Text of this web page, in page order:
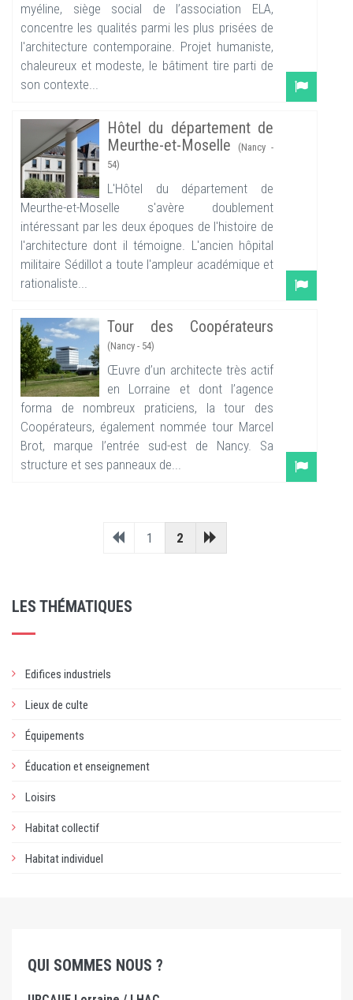
myéline, siège social de l’association ELA,
concentre les qualités parmi les plus prisées de
l'architecture contemporaine. Projet humaniste,
chaleureux et modeste, le bâtiment tire parti de
son contexte...
Hôtel du département de
Meurthe-et-Moselle
(Nancy -
54)
L'Hôtel du département de
Meurthe-et-Moselle s'avère doublement
intéressant par les deux époques de l'histoire de
l'architecture dont il témoigne. L'ancien hôpital
militaire Sédillot a toute l'ampleur académique et
rationaliste...
Tour des Coopérateurs
(Nancy - 54)
Œuvre d’un architecte très actif
en Lorraine et dont l’agence
forma de nombreux praticiens, la tour des
Coopérateurs, également nommée tour Marcel
Brot, marque l’entrée sud-est de Nancy. Sa
structure et ses panneaux de...
1 2
LES THÉMATIQUES
Edifices industriels
Lieux de culte
Équipements
Éducation et enseignement
Loisirs
Habitat collectif
Habitat individuel
QUI SOMMES NOUS ?